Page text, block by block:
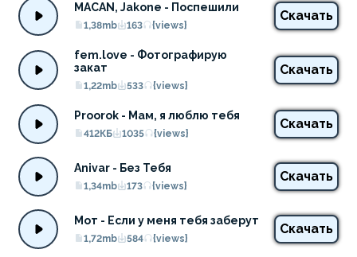
MACAN, Jakone - Поспешили
1,38mb 163 {views}
Скачать
fem.love - Фотографирую
закат
1,22mb 533 {views}
Скачать
Proorok - Мам, я люблю тебя
412КБ 1035 {views}
Скачать
Anivar - Без Тебя
1,34mb 173 {views}
Скачать
Мот - Если у меня тебя заберут
1,72mb 584 {views}
Скачать